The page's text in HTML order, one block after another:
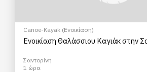
Canoe-Kayak (Ενοικίαση)
Ενοικίαση Θαλάσσιου Καγιάκ στην
Σαντορίνη
1 ώρα